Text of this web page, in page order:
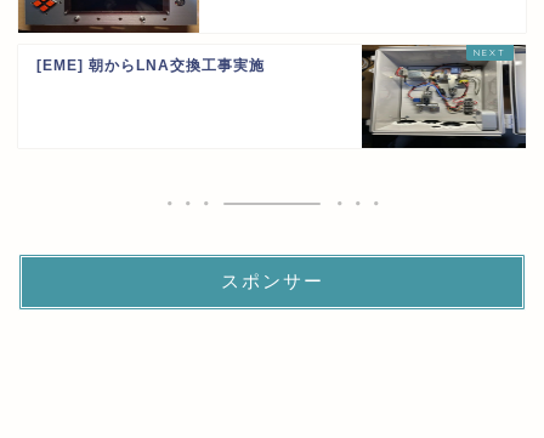
[EME] 朝からLNA交換工事実施
スポンサー